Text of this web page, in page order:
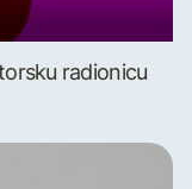
radionicu